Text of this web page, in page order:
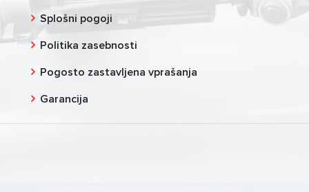
Splošni pogoji
Politika zasebnosti
Pogosto zastavljena vprašanja
Garancija